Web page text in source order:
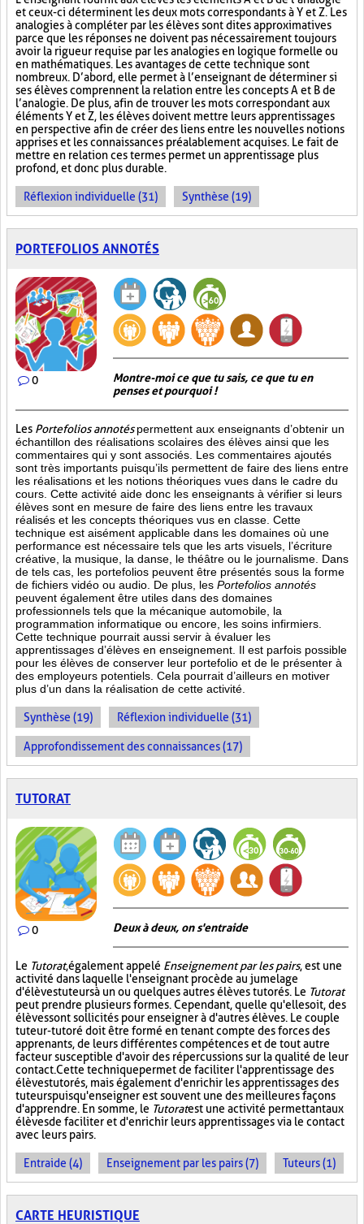
et ceux-ci déterminent les deux mots correspondants à Y et Z. Les
analogies à compléter par les élèves sont dites approximatives
parce que les réponses ne doivent pas nécessairement toujours
avoir la rigueur requise par les analogies en logique formelle ou
en mathématiques. Les avantages de cette technique sont
nombreux. D’abord, elle permet à l’enseignant de déterminer si
ses élèves comprennent la relation entre les concepts A et B de
l’analogie. De plus, afin de trouver les mots correspondant aux
éléments Y et Z, les élèves doivent mettre leurs apprentissages
en perspective afin de créer des liens entre les nouvelles notions
apprises et les connaissances préalablement acquises. Le fait de
mettre en relation ces termes permet un apprentissage plus
profond, et donc plus durable.
Réflexion individuelle (31) Synthèse (19)
PORTEFOLIOS ANNOTÉS
0
Montre-moi ce que tu sais, ce que tu en
penses et pourquoi !
Les Portefolios annotés permettent aux enseignants d’obtenir un
échantillon des réalisations scolaires des élèves ainsi que les
commentaires qui y sont associés. Les commentaires ajoutés
sont très importants puisqu’ils permettent de faire des liens entre
les réalisations et les notions théoriques vues dans le cadre du
cours. Cette activité aide donc les enseignants à vérifier si leurs
élèves sont en mesure de faire des liens entre les travaux
réalisés et les concepts théoriques vus en classe. Cette
technique est aisément applicable dans les domaines où une
performance est nécessaire tels que les arts visuels, l’écriture
créative, la musique, la danse, le théâtre ou le journalisme. Dans
de tels cas, les portefolios peuvent être présentés sous la forme
de fichiers vidéo ou audio. De plus, les Portefolios annotés
peuvent également être utiles dans des domaines
professionnels tels que la mécanique automobile, la
programmation informatique ou encore, les soins infirmiers.
Cette technique pourrait aussi servir à évaluer les
apprentissages d’élèves en enseignement. Il est parfois possible
pour les élèves de conserver leur portefolio et de le présenter à
des employeurs potentiels. Cela pourrait d’ailleurs en motiver
plus d’un dans la réalisation de cette activité.
Synthèse (19) Réflexion individuelle (31)
Approfondissement des connaissances (17)
TUTORAT
0 Deux à deux, on s'entraide
Le Tutorat, également appelé Enseignement par les pairs, est une
activité dans laquelle l'enseignant procède au jumelage
d'élèves tuteurs à un ou quelques autres élèves tutorés. Le Tutorat
peut prendre plusieurs formes. Cependant, quelle qu'elle soit, des
élèves sont sollicités pour enseigner à d'autres élèves. Le couple
tuteur-tutoré doit être formé en tenant compte des forces des
apprenants, de leurs différentes compétences et de tout autre
facteur susceptible d'avoir des répercussions sur la qualité de leur
contact. Cette technique permet de faciliter l'apprentissage des
élèves tutorés, mais également d'enrichir les apprentissages des
tuteurs puisqu'enseigner est souvent une des meilleures façons
d'apprendre. En somme, le Tutoratest une activité permettant aux
élèves de faciliter et d'enrichir leurs apprentissages via le contact
avec leurs pairs.
Entraide (4) Enseignement par les pairs (7) Tuteurs (1)
CARTE HEURISTIQUE